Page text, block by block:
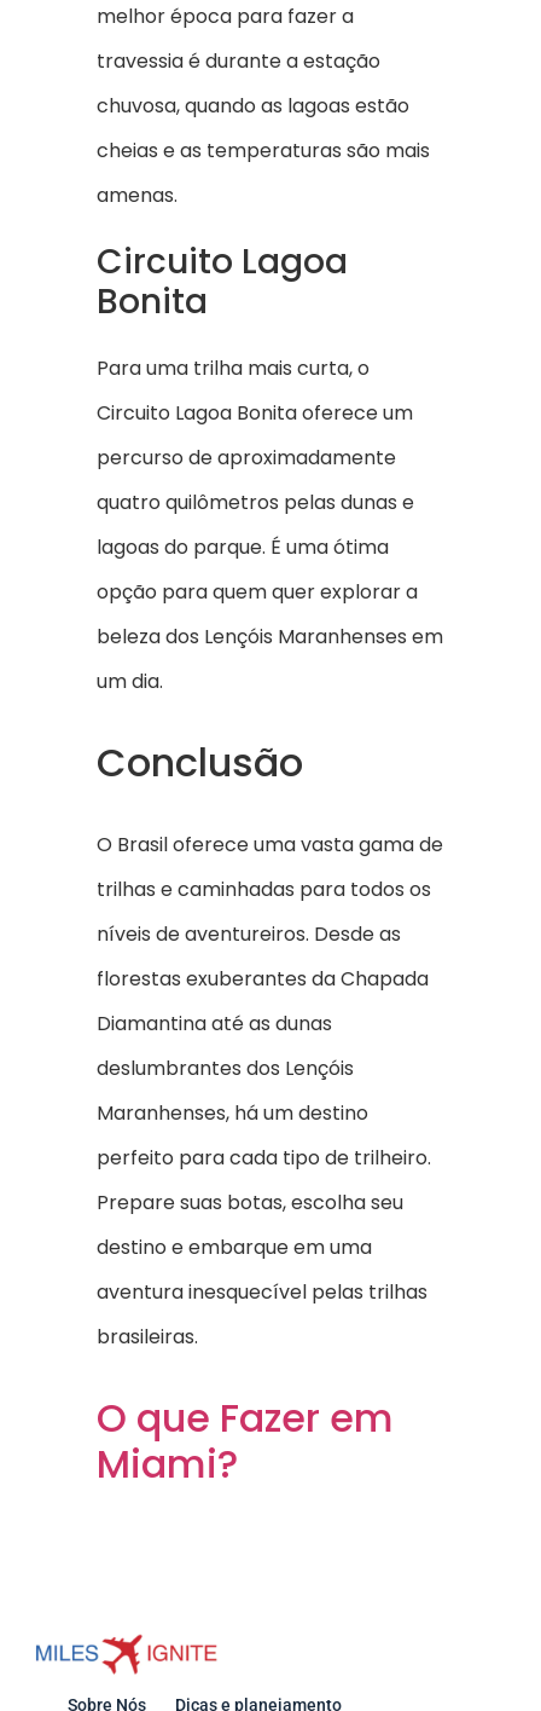
melhor época para fazer a
travessia é durante a estação
chuvosa, quando as lagoas estão
cheias e as temperaturas são mais
amenas.
Circuito Lagoa
Bonita
Para uma trilha mais curta, o
Circuito Lagoa Bonita oferece um
percurso de aproximadamente
quatro quilômetros pelas dunas e
lagoas do parque. É uma ótima
opção para quem quer explorar a
beleza dos Lençóis Maranhenses em
um dia.
Conclusão
O Brasil oferece uma vasta gama de
trilhas e caminhadas para todos os
níveis de aventureiros. Desde as
florestas exuberantes da Chapada
Diamantina até as dunas
deslumbrantes dos Lençóis
Maranhenses, há um destino
perfeito para cada tipo de trilheiro.
Prepare suas botas, escolha seu
destino e embarque em uma
aventura inesquecível pelas trilhas
brasileiras.
O que Fazer em
Miami?
Sobre Nós Dicas e planejamento